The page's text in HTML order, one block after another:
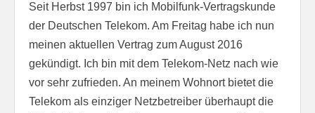
Seit Herbst 1997 bin ich Mobilfunk-Vertragskunde
der Deutschen Telekom. Am Freitag habe ich nun
meinen aktuellen Vertrag zum August 2016
gekündigt. Ich bin mit dem Telekom-Netz nach wie
vor sehr zufrieden. An meinem Wohnort bietet die
Telekom als einziger Netzbetreiber überhaupt die